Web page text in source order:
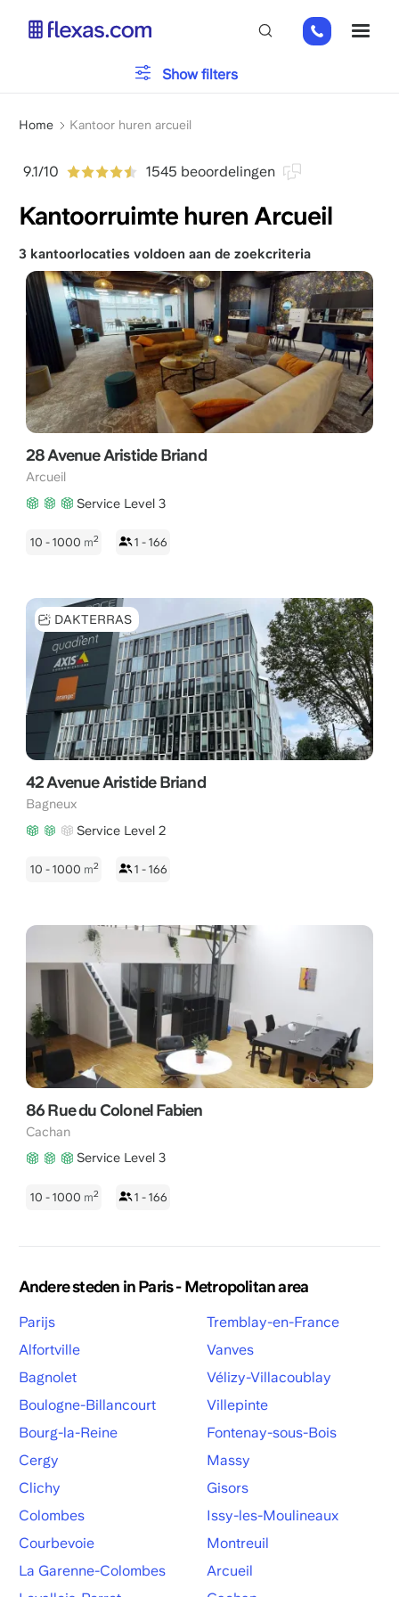
gaan
01
82
Kruimelpad
Home Kantoor huren arcueil
9.1/10 1545 beoordelingen
Kantoorruimte huren Arcueil
Parkeren
Voorzieningen
Kies je teamgrootte x
Show filters
3 kantoorlocaties voldoen aan de zoekcriteria
28 Avenue Aristide Briand
Arcueil
Service Level 3
10 - 1000 m2 1 - 166
DAKTERRAS
42 Avenue Aristide Briand
Bagneux
Service Level 2
10 - 1000 m2 1 - 166
86 Rue du Colonel Fabien
Cachan
Service Level 3
10 - 1000 m2 1 - 166
Andere steden in Paris - Metropolitan area
Parijs
Alfortville
Bagnolet
Boulogne-Billancourt
Bourg-la-Reine
Cergy
Clichy
Colombes
Courbevoie
La Garenne-Colombes
Tremblay-en-France
Vanves
Vélizy-Villacoublay
Villepinte
Fontenay-sous-Bois
Massy
Gisors
Issy-les-Moulineaux
Montreuil
Arcueil